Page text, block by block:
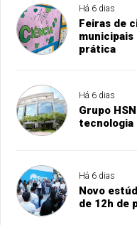
Há 6 dias
Feiras de
municipais
prática
Há 6 dias
Grupo
tecnologia
Há 6 dias
Novo
de 12h de